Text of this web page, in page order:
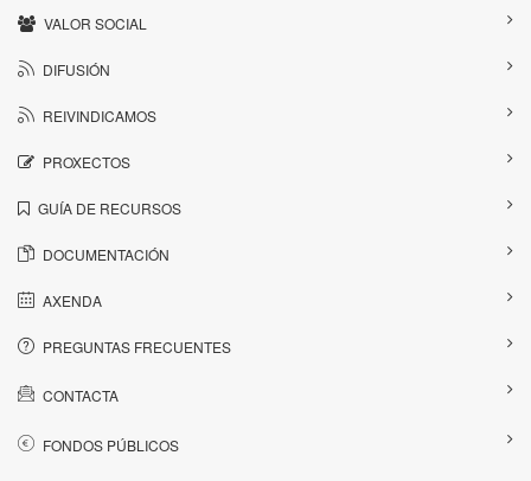
VALOR SOCIAL
DIFUSIÓN
REIVINDICAMOS
PROXECTOS
GUÍA DE RECURSOS
DOCUMENTACIÓN
AXENDA
PREGUNTAS FRECUENTES
CONTACTA
FONDOS PÚBLICOS